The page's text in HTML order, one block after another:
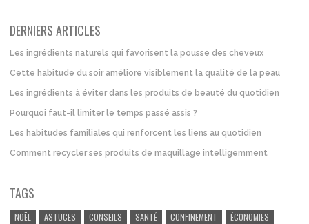
DERNIERS ARTICLES
Les ingrédients naturels qui favorisent la pousse des cheveux
Cette habitude du soir améliore visiblement la qualité de la peau
Les ingrédients à éviter dans les produits de beauté du quotidien
Pourquoi faut-il limiter le temps passé assis ?
Les habitudes familiales qui renforcent les liens au quotidien
Comment recycler ses produits de maquillage intelligemment
TAGS
NOËL ASTUCES CONSEILS SANTÉ CONFINEMENT ÉCONOMIES